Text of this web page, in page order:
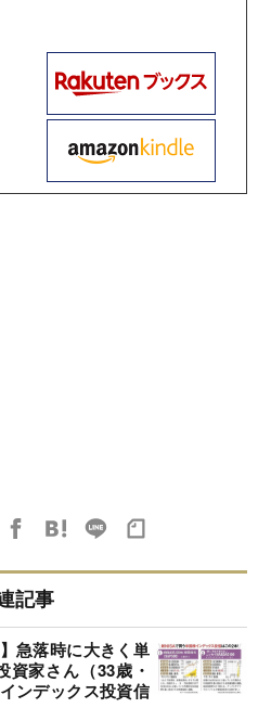
記事
急落時に大きく単
資家さん（33歳・
ンデックス投資信